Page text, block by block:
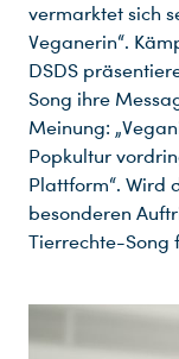
vermarktet sich
Veganerin“.
DSDS
Song ihre
Meinung:
Popkultur
Plattform“. Wird
besonderen
Tierrechte-Song